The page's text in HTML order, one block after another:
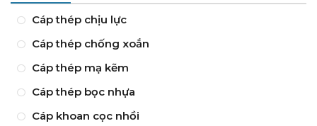
Cáp thép chịu lực
Cáp thép chống xoắn
Cáp thép mạ kẽm
Cáp thép bọc nhựa
Cáp khoan cọc nhồi